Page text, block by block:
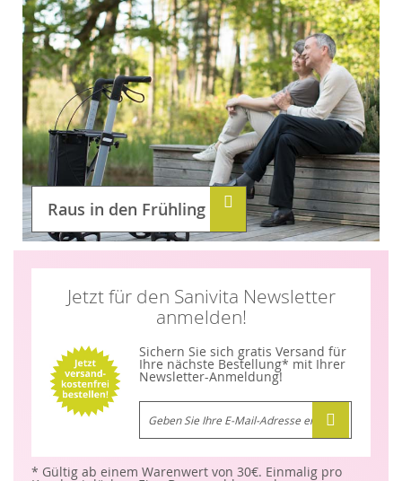
Raus in den Frühling
Jetzt für den Sanivita Newsletter
anmelden!
Sichern Sie sich gratis Versand für
Ihre nächste Bestellung* mit Ihrer
Newsletter-Anmeldung!
M
d
e
n
* Gültig ab einem Warenwert von 30€. Einmalig pro